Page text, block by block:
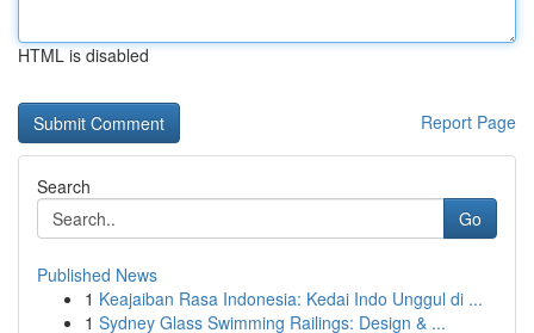
HTML is disabled
Report Page
Search
Go
Published News
1 Keajaiban Rasa Indonesia: Kedai Indo Unggul di ...
1 Sydney Glass Swimming Railings: Design & ...